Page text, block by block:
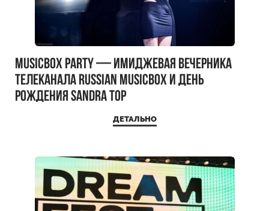
MUSICBOX PARTY — имиджевая вечерника
телеканала RUSSIAN MUSICBOX и день
рождения Sandra Top
ДЕТАЛЬНО